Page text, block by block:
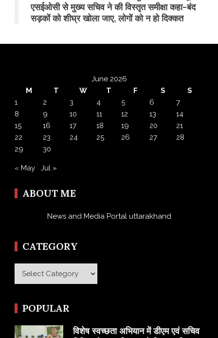
एसईओसी से मुख्य सचिव ने की विस्तृत समीक्षा कहा-बंद
सड़कों को शीघ्र खोला जाए, लोगों को न हो दिक्कत
June 2026
M
T W T F S
S
1
2 3 4 5 6
7
8
9 10 11 12 13
14
15
16 17 18 19 20
21
22
23 24 25 26 27
28
29
30
« May Jul »
ABOUT ME
News and Media Portal uttarakhand
CATEGORY
Category
POPULAR
विशेष स्वच्छता अभियान में डीएम एवं सचिव